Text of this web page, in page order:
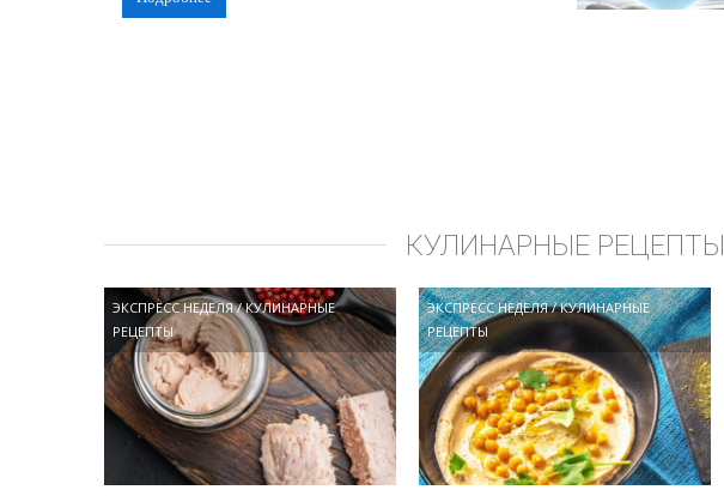
КУЛИНАРНЫЕ РЕЦЕПТЫ
ЭКСПРЕСС НЕДЕЛЯ/КУЛИНАРНЫЕ
РЕЦЕПТЫ
ЭКСПРЕСС НЕДЕЛЯ/КУЛИНАРНЫЕ
РЕЦЕПТЫ